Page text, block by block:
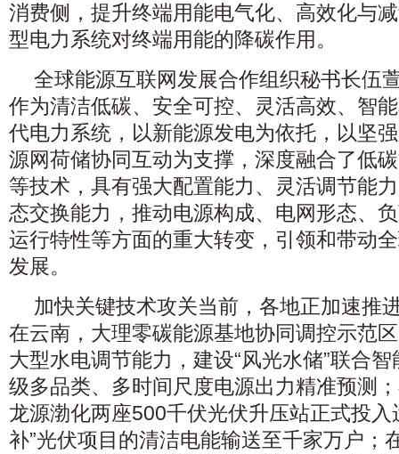
消费侧，提升终端用能电气化、高效化与
型电力系统对终端用能的降碳作用。
全球能源互联网发展合作组织秘书长伍
作为清洁低碳、安全可控、灵活高效、智
代电力系统，以新能源发电为依托，以坚
源网荷储协同互动为支撑，深度融合了低
等技术，具有强大配置能力、灵活调节能
态交换能力，推动电源构成、电网形态、
运行特性等方面的重大转变，引领和带动
发展。
加快关键技术攻关当前，各地正加速推
在云南，大理零碳能源基地协同调控示范
大型水电调节能力，建设“风光水储”联合
级多品类、多时间尺度电源出力精准预测
龙源渤化两座500千伏光伏升压站正式投入
补”光伏项目的清洁电能输送至千家万户；